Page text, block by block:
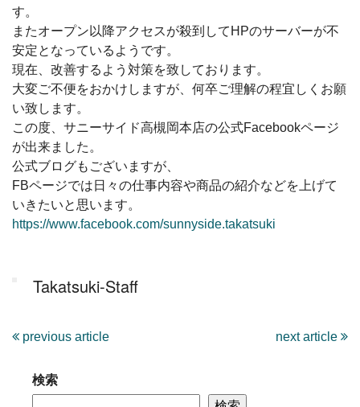
す。
またオープン以降アクセスが殺到してHPのサーバーが不
安定となっているようです。
現在、改善するよう対策を致しております。
大変ご不便をおかけしますが、何卒ご理解の程宜しくお願
い致します。
この度、サニーサイド高槻岡本店の公式Facebookページ
が出来ました。
公式ブログもございますが、
FBページでは日々の仕事内容や商品の紹介などを上げて
いきたいと思います。
https://www.facebook.com/sunnyside.takatsuki
Takatsuki-Staff
previous article next article
検索